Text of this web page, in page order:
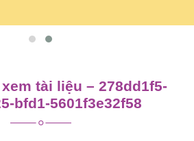
tài liệu – 278dd1f5-
bfd1-5601f3e32f58